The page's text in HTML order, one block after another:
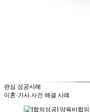
판심 성공사례
이혼·가사 사건 해결 사례